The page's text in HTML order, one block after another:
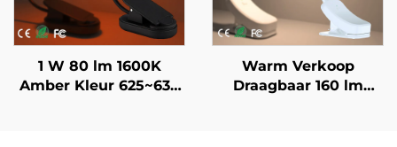
1 W 80 lm 1600K
Amber Kleur 625~630
Warm Verkoop
Draagbaar 160 lm